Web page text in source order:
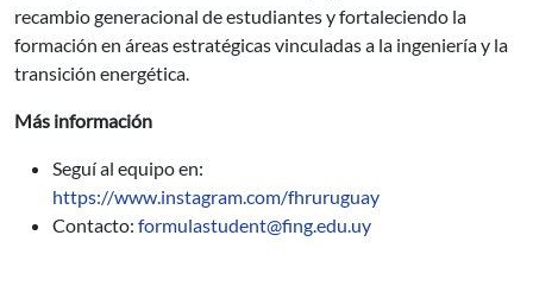
recambio generacional de estudiantes y fortaleciendo la
formación en áreas estratégicas vinculadas a la ingeniería y la
transición energética.
Más información
Seguí al equipo en:
https://www.instagram.com/fhruruguay
Contacto: formulastudent@fing.edu.uy